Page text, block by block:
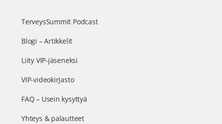
TerveysSummit Podcast
Blogi – Artikkelit
Liity VIP-jäseneksi
VIP-videokirjasto
FAQ – Usein kysyttyä
Yhteys & palautteet